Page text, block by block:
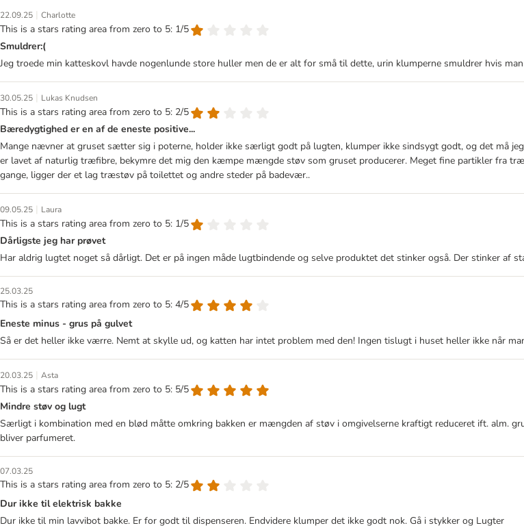
22.09.25 | Charlotte
This is a stars rating area from zero to 5: 1/5
Smuldrer:(
Jeg troede min katteskovl havde nogenlunde store huller men de er alt for små til dette, urin klumperne smuldrer hvis
30.05.25 | Lukas Knudsen
This is a stars rating area from zero to 5: 2/5
Bæredygtighed er en af de eneste positive...
Mange nævner at gruset sætter sig i poterne, holder ikke særligt godt på lugten, klumper ikke sindsygt godt, og det må
er lavet af naturlig træfibre, bekymre det mig den kæmpe mængde støv som gruset producerer. Meget fine partikler fra
gange, ligger der et lag træstøv på toilettet og andre steder på badevær..
09.05.25 | Laura
This is a stars rating area from zero to 5: 1/5
Dårligste jeg har prøvet
Har aldrig lugtet noget så dårligt. Det er på ingen måde lugtbindende og selve produktet det stinker også. Der stinker af
25.03.25
This is a stars rating area from zero to 5: 4/5
Eneste minus - grus på gulvet
Så er det heller ikke værre. Nemt at skylle ud, og katten har intet problem med den! Ingen tislugt i huset heller ikke når
20.03.25 | Asta
This is a stars rating area from zero to 5: 5/5
Mindre støv og lugt
Særligt i kombination med en blød måtte omkring bakken er mængden af støv i omgivelserne kraftigt reduceret ift. alm.
bliver parfumeret.
07.03.25
This is a stars rating area from zero to 5: 2/5
Dur ikke til elektrisk bakke
Dur ikke til min lavvibot bakke. Er for godt til dispenseren. Endvidere klumper det ikke godt nok. Gå i stykker og Lugter